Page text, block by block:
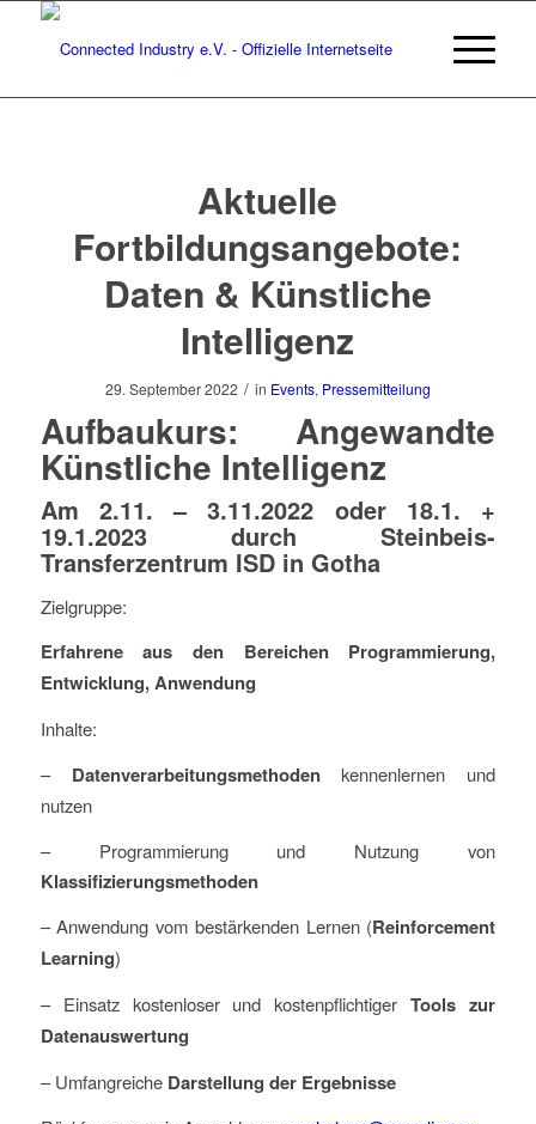
Aktuelle
Fortbildungsangebote:
Daten & Künstliche
Intelligenz
29. September 2022 / in Events, Pressemitteilung
Aufbaukurs: Angewandte
Künstliche Intelligenz
Am 2.11. – 3.11.2022 oder 18.1. +
19.1.2023 durchSteinbeis-
Transferzentrum ISD in Gotha
Zielgruppe:
Erfahrene aus den Bereichen Programmierung,
Entwicklung, Anwendung
Inhalte:
– Datenverarbeitungsmethodenkennenlernen und
nutzen
– Programmierung und Nutzung von
Klassifizierungsmethoden
– Anwendung vom bestärkenden Lernen (Reinforcement
Learning)
– Einsatz kostenloser und kostenpflichtigerTools zur
Datenauswertung
– Umfangreiche Darstellung der Ergebnisse